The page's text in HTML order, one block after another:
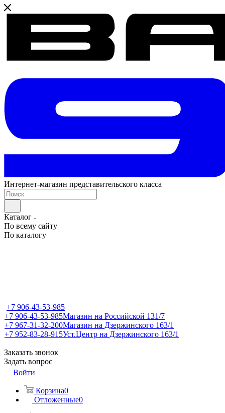
Интернет-магазин представительского класса
Каталог
По всему сайту
По каталогу
+7 906-43-53-985
+7 906-43-53-985Магазин на Российской 131/7
+7 967-31-32-200Магазин на Дзержинского 163/1
+7 952-83-28-915Уст.Центр на Дзержинского 163/1
Заказать звонок
Задать вопрос
Войти
Корзина0
Отложенные0